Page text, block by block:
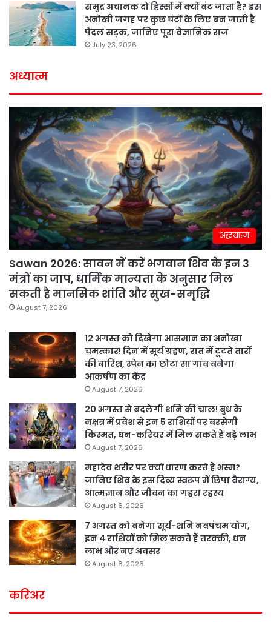
समुद्र अचानक दो हिस्सों में क्यों बंट जाता है? इस
अनोखी जगह पर कुछ घंटों के लिए बन जाती है
पैदल सड़क, जानिए पूरा वैज्ञानिक राज
July 23, 2026
अध्यात्म
अद्धयात्म
Sawan 2026: सावन में करें भगवान शिव के इन 3
मंत्रों का जाप, धार्मिक मान्यता के अनुसार मिल
सकती है मानसिक शांति और सुख-समृद्धि
August 7, 2026
12 अगस्त को दिखेगा आसमान का अनोखा
चमत्कार! दिन में सूर्य ग्रहण, रात में टूटते तारों
की बारिश, स्पेन का छोटा सा गांव बनेगा
आकर्षण का केंद्र
August 7, 2026
20 अगस्त से बदलेगी शनि की चाल! बुध के
नक्षत्र में प्रवेश से इन 5 राशियों पर बरसेगी
किस्मत, धन-करियर में मिल सकते हैं बड़े लाभ
August 7, 2026
महादेव शरीर पर क्यों धारण करते हैं भस्म?
जानिए शिव के इस दिव्य स्वरूप में छिपा वैराग्य,
आत्मज्ञान और जीवन का गहरा रहस्य
August 6, 2026
7 अगस्त को बनेगा सूर्य-शनि नवपंचम योग,
इन 4 राशियों को मिल सकते हैं तरक्की, धन
लाभ और नए अवसर
August 6, 2026
करिअर